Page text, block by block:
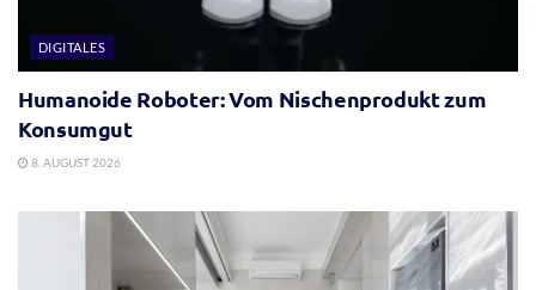
DIGITALES
Humanoide Roboter: Vom Nischenprodukt zum
Konsumgut
8. AUGUST 2026